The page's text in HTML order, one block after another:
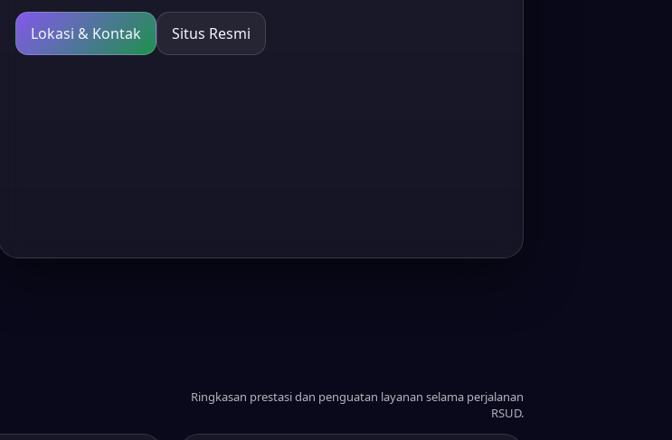
Lokasi & Kontak Situs Resmi
Ringkasan prestasi dan penguatan layanan selama perjalanan
RSUD.